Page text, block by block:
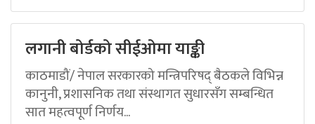
लगानी बोर्डको सीईओमा याङ्की
काठमाडौं/ नेपाल सरकारको मन्त्रिपरिषद् बैठकले विभिन्न
कानुनी, प्रशासनिक तथा संस्थागत सुधारसँग सम्बन्धित
सात महत्वपूर्ण निर्णय...